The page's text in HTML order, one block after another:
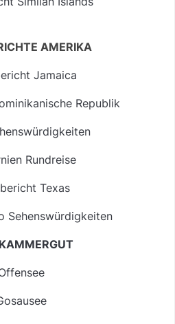
AMERIKA
Jamaica
Republik
Rundreise
Texas
Sehenswürdigkeiten